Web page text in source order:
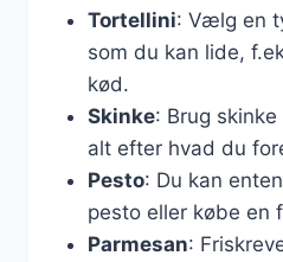
Tortellini: Vælg en
som du kan lide,
kød.
Skinke: Brug
alt efter hvad du
Pesto: Du kan
pesto eller købe en
Parmesan: